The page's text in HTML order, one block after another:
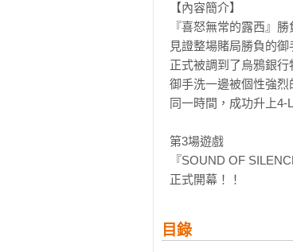
【內容簡介】
『喜怒無常的露西』勝
見證整場賭局勝負的御
正式被調到了烏鴉銀
御手洗一邊被個性強烈
同一時間，成功升上4-
第3場遊戲
『SOUND OF
正式開幕！！
目錄